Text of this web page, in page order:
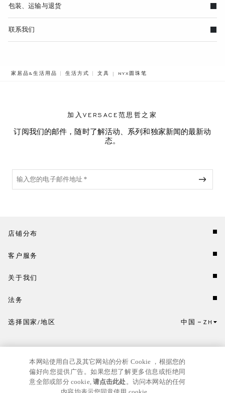
包装、运输与退货
联系我们
家居品&生活用品 生活方式 文具 BREADCRUMB.ADA.LABEL.CURRENT
NYX圆珠笔
加入VERSACE范思哲之家
订阅我们的邮件，随时了解活动、系列和独家新闻的最新动
态。
店铺分布
客户服务
关于我们
法务
点击此处选择国家/地区和语言。
选择国家/地区 中国 ZH
本网站使用自己及其它网站的分析 Cookie ，根据您的
偏好向您提供广告。如果您想了解更多信息或拒绝同
意全部或部分 cookie,请点击此处。访问本网站的任何